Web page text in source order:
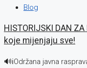
Blog
HISTORIJSKI DAN
koje mijenjaju sve!
🔊ℹ️Održana javna